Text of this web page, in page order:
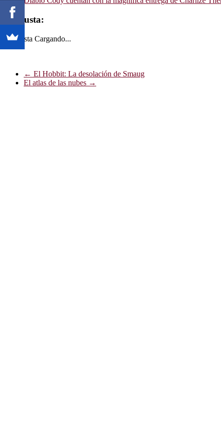
Me gusta:
Me gusta Cargando...
← El Hobbit: La desolación de Smaug
El atlas de las nubes →